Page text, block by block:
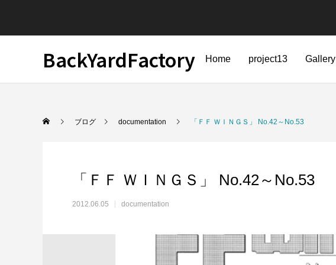
BackYardFactory Home project13 Gallery
ブログ documentation 「ＦＦ ＷＩＮＧＳ」 No.42～No.53
「ＦＦ ＷＩＮＧＳ」 No.42～No.53
2012.06.05 documentation